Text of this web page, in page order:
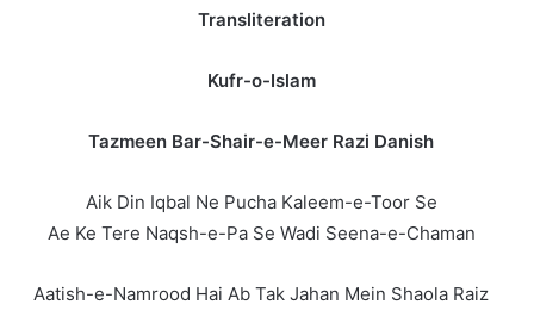
Transliteration
Kufr-o-Islam
Tazmeen Bar-Shair-e-Meer Razi Danish
Aik Din Iqbal Ne Pucha Kaleem-e-Toor Se
Ae Ke Tere Naqsh-e-Pa Se Wadi Seena-e-Chaman
Aatish-e-Namrood Hai Ab Tak Jahan Mein Shaola Raiz